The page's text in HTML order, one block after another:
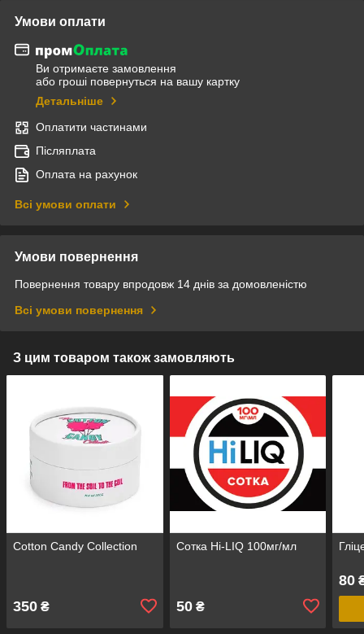
Умови оплати
Ви отримаєте замовлення
або гроші повернуться на вашу картку
Детальніше
Оплатити частинами
Післяплата
Оплата на рахунок
Всі умови оплати
Умови повернення
Повернення товару впродовж 14 днів за домовленістю
Всі умови повернення
З цим товаром також замовляють
Cotton Candy Collection
350 ₴
Сотка Hi-LIQ 100мг/мл
50₴
80